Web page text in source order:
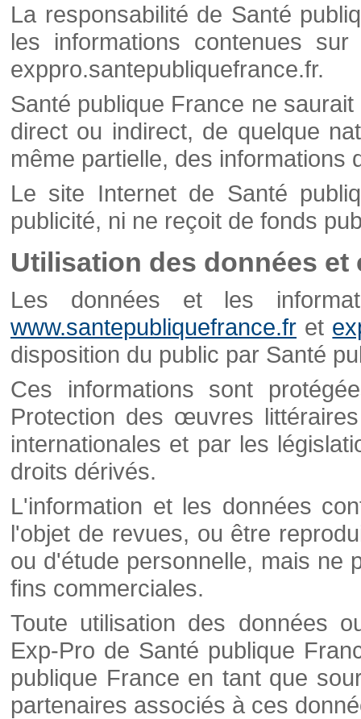
La responsabilité de Santé
les informations contenues
exppro.santepubliquefrance.fr.
Santé publique France ne
direct ou indirect, de quelque
même partielle, des informations
Le site Internet de Santé
publicité, ni ne reçoit de fonds
Utilisation des données et
Les données et les
www.santepubliquefrance.fr et
disposition du public par Santé
Ces informations sont
Protection des œuvres
internationales et par les
droits dérivés.
L'information et les données
l'objet de revues, ou être
ou d'étude personnelle, mais ne
fins commerciales.
Toute utilisation des données
Exp-Pro de Santé publique
publique France en tant que
partenaires associés à ces